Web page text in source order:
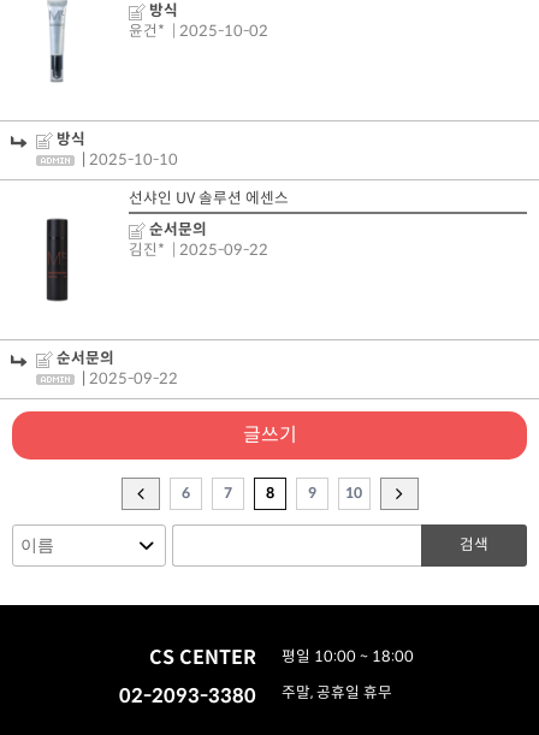
방식
윤건*
| 2025-10-02
방식
2025-10-10
선샤인 UV 솔루션 에센스
순서문의
김진*
| 2025-09-22
순서문의
2025-09-22
글쓰기
6 7 8 9 10
검색
CS CENTER
02-2093-3380
평일 10:00 ~ 18:00
주말, 공휴일 휴무